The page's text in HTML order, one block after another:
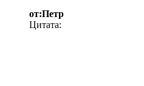
от:Петр
Цитата: